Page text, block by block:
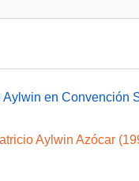
Aylwin en Convención
Aylwin Azócar